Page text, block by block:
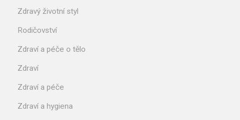
Zdravý životní styl
Rodičovství
Zdraví a péče o tělo
Zdraví
Zdraví a péče
Zdraví a hygiena